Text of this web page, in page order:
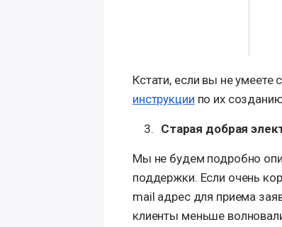
Кстати, если вы не умеете
инструкции по их
Старая добрая
Мы не будем подробно
поддержки. Если очень
mail адрес для приема
клиенты меньше